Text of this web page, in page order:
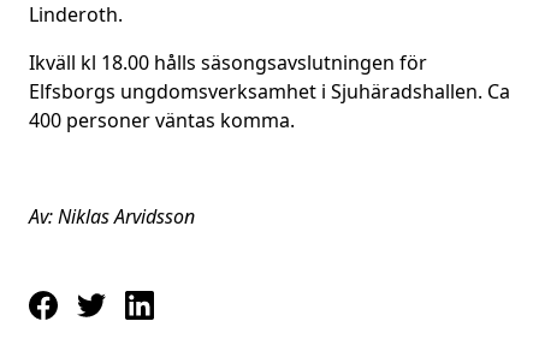
Linderoth.
Ikväll kl 18.00 hålls säsongsavslutningen för
Elfsborgs ungdomsverksamhet i Sjuhäradshallen. Ca
400 personer väntas komma.
Av: Niklas Arvidsson